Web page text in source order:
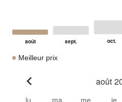
Meilleur prix
août
lu ma me je